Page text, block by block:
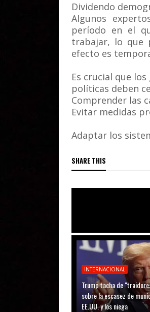
Dividendo
Algunos
período en el
trabajar, lo que
efecto es
Es crucial que
políticas deben
Comprender las
Evitar medidas
Adaptar los
SHARE THIS
INTERNACIONAL
Trump tacha de
sobre la escasez de
EE.UU. y los niega